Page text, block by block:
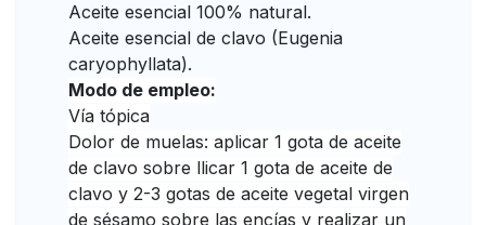
Aceite esencial 100% natural.
Aceite esencial de clavo (Eugenia
caryophyllata).
Modo de empleo:
Vía tópica
Dolor de muelas: aplicar 1 gota de aceite
de clavo sobre llicar 1 gota de aceite de
clavo y 2-3 gotas de aceite vegetal virgen
de sésamo sobre las encías y realizar un